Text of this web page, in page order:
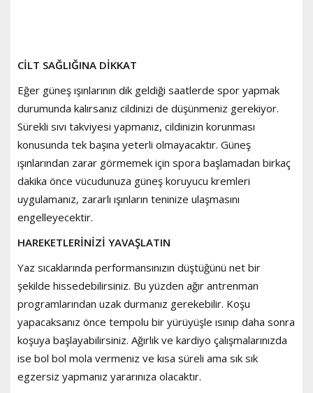
CİLT SAĞLIĞINA DİKKAT
Eğer güneş ışınlarının dik geldiği saatlerde spor yapmak
durumunda kalırsanız cildinizi de düşünmeniz gerekiyor.
Sürekli sıvı takviyesi yapmanız, cildinizin korunması
konusunda tek başına yeterli olmayacaktır. Güneş
ışınlarından zarar görmemek için spora başlamadan birkaç
dakika önce vücudunuza güneş koruyucu kremleri
uygulamanız, zararlı ışınların teninize ulaşmasını
engelleyecektir.
HAREKETLERİNİZİ YAVAŞLATIN
Yaz sıcaklarında performansınızın düştüğünü net bir
şekilde hissedebilirsiniz. Bu yüzden ağır antrenman
programlarından uzak durmanız gerekebilir. Koşu
yapacaksanız önce tempolu bir yürüyüşle ısınıp daha sonra
koşuya başlayabilirsiniz. Ağırlık ve kardiyo çalışmalarınızda
ise bol bol mola vermeniz ve kısa süreli ama sık sık
egzersiz yapmanız yararınıza olacaktır.